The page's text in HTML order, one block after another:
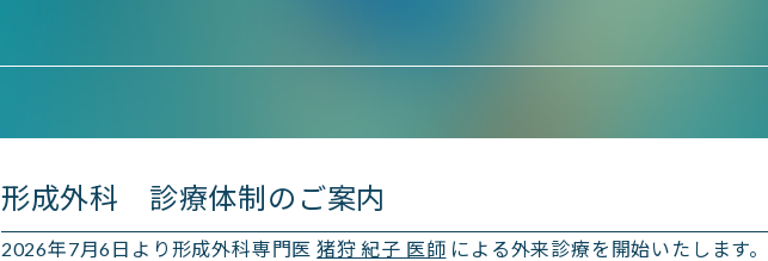
形成外科 診療体制のご案内
2026年7月6日より形成外科専門医猪狩 紀子 医師 による外来診療を開始いたします。